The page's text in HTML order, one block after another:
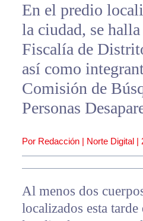
En el predio
la ciudad, se
Fiscalía de
así como
Comisión de
Personas
Por Redacción | Norte Digital |
Al menos dos
localizados esta